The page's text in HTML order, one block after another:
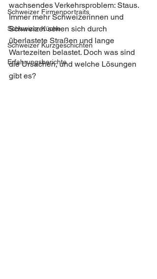
Schweizer Firmenportraits
Schweizer Küche
Schweizer Kurzgeschichten
Erfahrungsberichte
wachsendes Verkehrsproblem: Staus.
Immer mehr Schweizerinnen und
Schweizer sehen sich durch
überlastete Straßen und lange
Wartezeiten belastet. Doch was sind
die Ursachen, und welche Lösungen
gibt es?